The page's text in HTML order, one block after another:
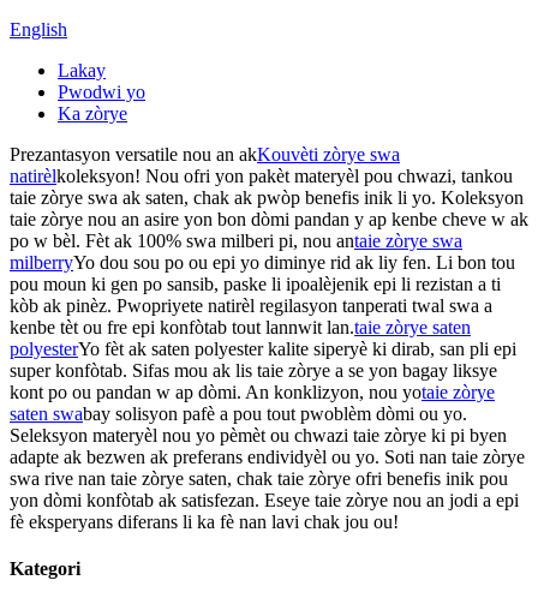
English
Lakay
Pwodwi yo
Ka zòrye
Prezantasyon versatile nou an akKouvèti zòrye swa
natirèlkoleksyon! Nou ofri yon pakèt materyèl pou chwazi, tankou
taie zòrye swa ak saten, chak ak pwòp benefis inik li yo. Koleksyon
taie zòrye nou an asire yon bon dòmi pandan y ap kenbe cheve w ak
po w bèl. Fèt ak 100% swa milberi pi, nou antaie zòrye swa
milberryYo dou sou po ou epi yo diminye rid ak liy fen. Li bon tou
pou moun ki gen po sansib, paske li ipoalèjenik epi li rezistan a ti
kòb ak pinèz. Pwopriyete natirèl regilasyon tanperati twal swa a
kenbe tèt ou fre epi konfòtab tout lannwit lan.taie zòrye saten
polyesterYo fèt ak saten polyester kalite siperyè ki dirab, san pli epi
super konfòtab. Sifas mou ak lis taie zòrye a se yon bagay liksye
kont po ou pandan w ap dòmi. An konklizyon, nou yotaie zòrye
saten swabay solisyon pafè a pou tout pwoblèm dòmi ou yo.
Seleksyon materyèl nou yo pèmèt ou chwazi taie zòrye ki pi byen
adapte ak bezwen ak preferans endividyèl ou yo. Soti nan taie zòrye
swa rive nan taie zòrye saten, chak taie zòrye ofri benefis inik pou
yon dòmi konfòtab ak satisfezan. Eseye taie zòrye nou an jodi a epi
fè eksperyans diferans li ka fè nan lavi chak jou ou!
Kategori